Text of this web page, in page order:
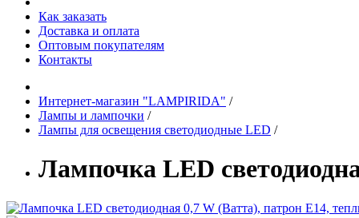
Как заказать
Доставка и оплата
Оптовым покупателям
Контакты
Интернет-магазин "LAMPIRIDA" /
Лампы и лампочки /
Лампы для освещения светодиодные LED /
Лампочка LED